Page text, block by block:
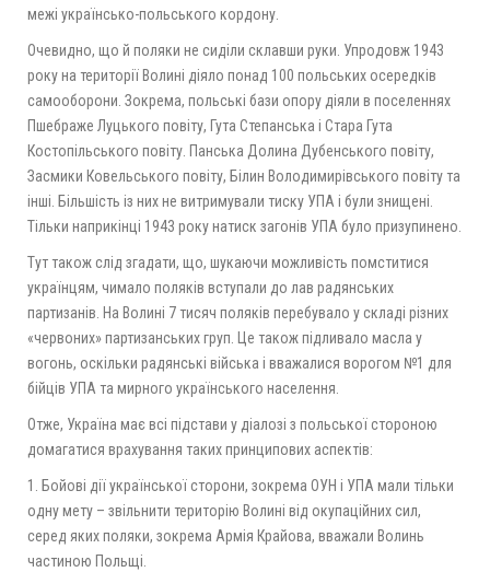
межі українсько-польського кордону.
Очевидно, що й поляки не сиділи склавши руки. Упродовж 1943
року на території Волині діяло понад 100 польських осередків
самооборони. Зокрема, польські бази опору діяли в поселеннях
Пшебраже Луцького повіту, Гута Степанська і Стара Гута
Костопільського повіту. Панська Долина Дубенського повіту,
Засмики Ковельського повіту, Білин Володимирівського повіту та
інші. Більшість із них не витримували тиску УПА і були знищені.
Тільки наприкінці 1943 року натиск загонів УПА було призупинено.
Тут також слід згадати, що, шукаючи можливість помститися
українцям, чимало поляків вступали до лав радянських
партизанів. На Волині 7 тисяч поляків перебувало у складі різних
«червоних» партизанських груп. Це також підливало масла у
вогонь, оскільки радянські війська і вважалися ворогом №1 для
бійців УПА та мирного українського населення.
Отже, Україна має всі підстави у діалозі з польської стороною
домагатися врахування таких принципових аспектів:
1. Бойові дії української сторони, зокрема ОУН і УПА мали тільки
одну мету – звільнити територію Волині від окупаційних сил,
серед яких поляки, зокрема Армія Крайова, вважали Волинь
частиною Польщі.